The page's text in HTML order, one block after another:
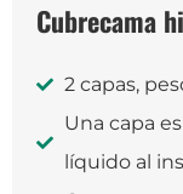
Cubrecama
2 capas,
Una capa
líquido al